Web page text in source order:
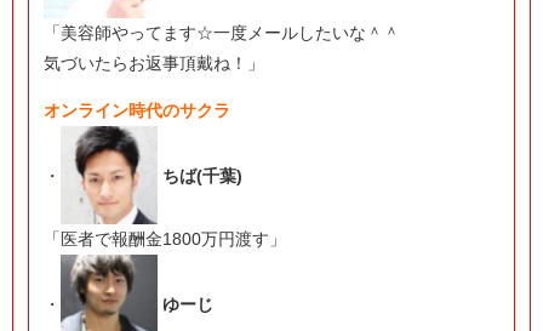
「美容師やってます☆一度メールしたいな＾＾
気づいたらお返事頂戴ね！」
オンライン時代のサクラ
・ ちば(千葉)
「医者で報酬金1800万円渡す」
・ ゆーじ